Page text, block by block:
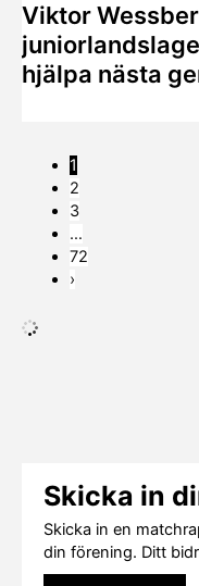
Viktor
hjälpa nästa
1
2
3
…
72
›
Skicka in
Skicka in en
din förening. Ditt